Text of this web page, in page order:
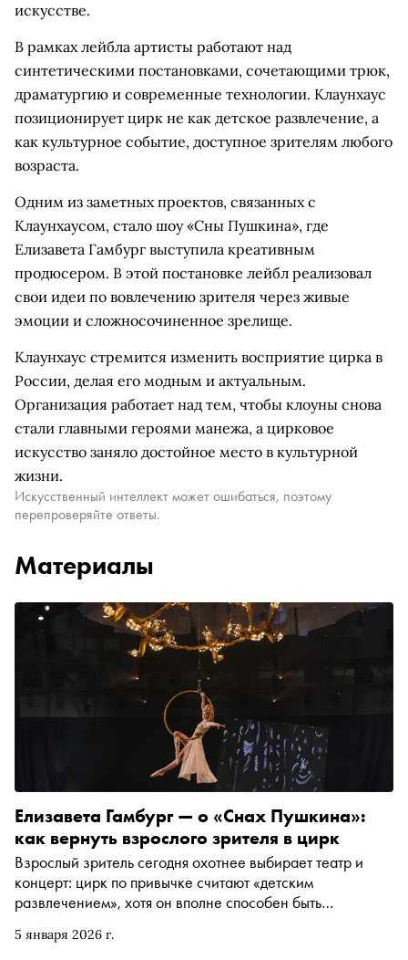
искусстве.
В рамках лейбла артисты работают над
синтетическими постановками, сочетающими трюк,
драматургию и современные технологии. Клаунхаус
позиционирует цирк не как детское развлечение, а
как культурное событие, доступное зрителям любого
возраста.
Одним из заметных проектов, связанных с
Клаунхаусом, стало шоу «Сны Пушкина», где
Елизавета Гамбург выступила креативным
продюсером. В этой постановке лейбл реализовал
свои идеи по вовлечению зрителя через живые
эмоции и сложносочиненное зрелище.
Клаунхаус стремится изменить восприятие цирка в
России, делая его модным и актуальным.
Организация работает над тем, чтобы клоуны снова
стали главными героями манежа, а цирковое
искусство заняло достойное место в культурной
жизни.
Искусственный интеллект может ошибаться, поэтому
перепроверяйте ответы.
Материалы
5 января 2026 г.
Елизавета Гамбург — о «Снах Пушкина»:
как вернуть взрослого зрителя в цирк
Взрослый зритель сегодня охотнее выбирает театр и
концерт: цирк по привычке считают «детским
развлечением», хотя он вполне способен быть
рассчитанным на любой возраст. «Сноб» поговорил с